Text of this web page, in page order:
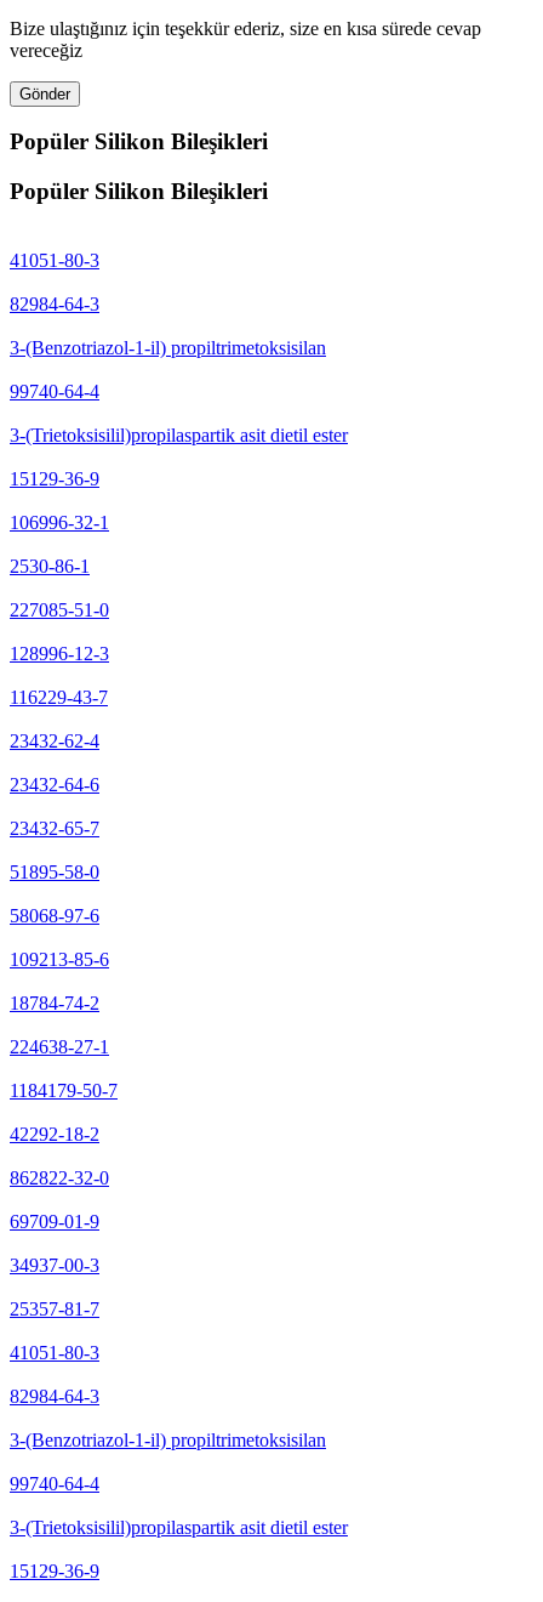
Bize ulaştığınız için teşekkür ederiz, size en kısa sürede cevap
vereceğiz
Gönder
Popüler Silikon Bileşikleri
Popüler Silikon Bileşikleri
41051-80-3
82984-64-3
3-(Benzotriazol-1-il) propiltrimetoksisilan
99740-64-4
3-(Trietoksisilil)propilaspartik asit dietil ester
15129-36-9
106996-32-1
2530-86-1
227085-51-0
128996-12-3
116229-43-7
23432-62-4
23432-64-6
23432-65-7
51895-58-0
58068-97-6
109213-85-6
18784-74-2
224638-27-1
1184179-50-7
42292-18-2
862822-32-0
69709-01-9
34937-00-3
25357-81-7
41051-80-3
82984-64-3
3-(Benzotriazol-1-il) propiltrimetoksisilan
99740-64-4
3-(Trietoksisilil)propilaspartik asit dietil ester
15129-36-9